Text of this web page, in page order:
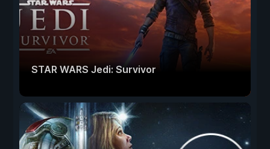
STAR WARS Jedi: Survivor